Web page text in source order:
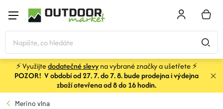
obsah
KOŠÍK
STANY
⚡ Využijtedodatečné slevyna vybrané značky a ušetřete ⚡
POZOR! V období od 27. 7. do 7. 8. bude prodejna i výdejna
zboží otevřena od 8 do 16 hodin.
Merino vlna